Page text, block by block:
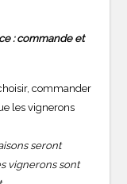
: commande et
commander
les vignerons
alors.
seront
vignerons sont